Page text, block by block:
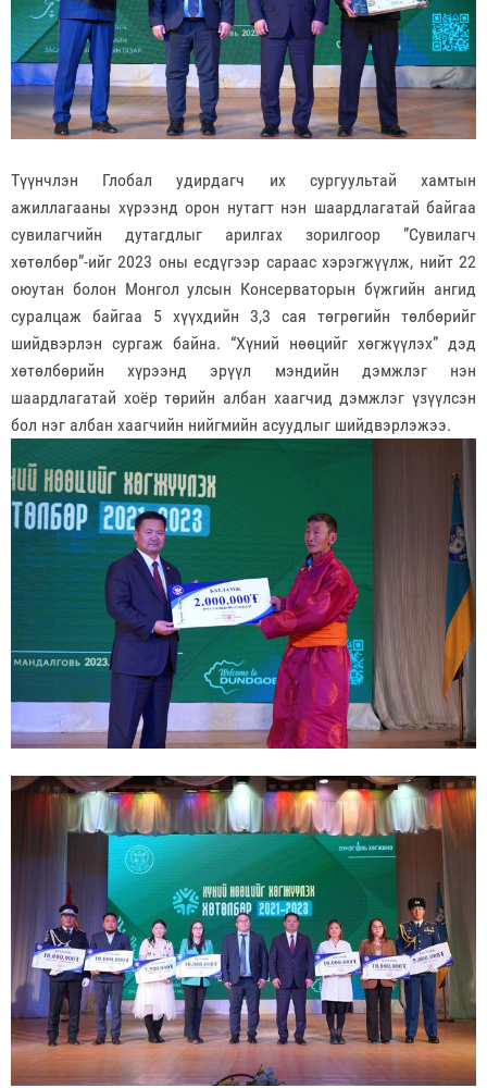
Түүнчлэн Глобал удирдагч их сургуультай хамтын
ажиллагааны хүрээнд орон нутагт нэн шаардлагатай байгаа
сувилагчийн дутагдлыг арилгах зорилгоор ”Сувилагч
хөтөлбөр”-ийг 2023 оны есдүгээр сараас хэрэгжүүлж, нийт 22
оюутан болон Монгол улсын Консерваторын бүжгийн ангид
суралцаж байгаа 5 хүүхдийн 3,3 сая төгрөгийн төлбөрийг
шийдвэрлэн сургаж байна. “Хүний нөөцийг хөгжүүлэх” дэд
хөтөлбөрийн хүрээнд эрүүл мэндийн дэмжлэг нэн
шаардлагатай хоёр төрийн албан хаагчид дэмжлэг үзүүлсэн
бол нэг албан хаагчийн нийгмийн асуудлыг шийдвэрлэжээ.